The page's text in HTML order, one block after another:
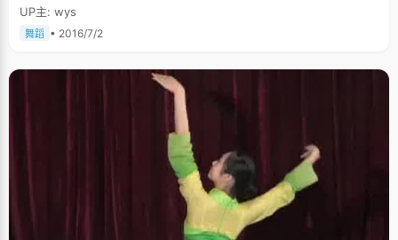
涵学会了永不言弃，"哪怕最后只剩下三秒钟，也有可能反败为胜。"记得有
一次英语演讲大赛，因为不是昆明本地学生，口语和竞赛能力都比别人差，
会场顿时一片寂静，鸦雀无声，刘涵清晰的听到自己的心脏急速跳动的声
音，"我都做了那么多准备了，不能在最后的时候放弃掉。"于是刘涵装作很
从容的将书本和眼镜捡回来，整理好自己之后，抱着一股"豁出去"的心情走
上演讲台，那天，她头一次没有错误的将所有演讲稿说完了，在评委还没有
给出分数之前，全场爆发出了雷鸣般的掌声，之后刘涵以第一名的成绩争取
到了代表远南省参加全国比赛，第一次走出了家门。 当刘涵问老师为什
么选自己的时候，老师回答："因为那一天你摔倒了，但是你站起来了。"从
中刘涵得到一点启发："辨正地看待人生中的一次次挫折，一次次跌倒，很可
能在你跌倒并且站起来之后，你将迎来一个全新的人生。" 爸爸妈妈独特的教
育方式让我循规蹈矩 刘涵说爸爸妈妈有一个很独特的教育方式，就是反
其道而行。在学习上，爸爸妈妈从来不太关心，每次考试都不问成绩，只问
名次，如果是第一名，爸爸妈妈什么都不说，如果不是第一名就会给刘涵一
UP主: wys
舞蹈 • 2016/7/2